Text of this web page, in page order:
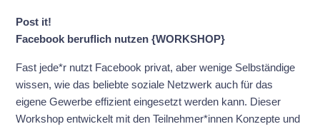
Post it!
Facebook beruflich nutzen {WORKSHOP}
Fast jede*r nutzt Facebook privat, aber wenige Selbständige
wissen, wie das beliebte soziale Netzwerk auch für das
eigene Gewerbe effizient eingesetzt werden kann. Dieser
Workshop entwickelt mit den Teilnehmer*innen Konzepte und